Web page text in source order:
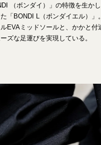
（ボンダイ）」の特徴を生か
「BONDI L（ボンダイエル）」
EVAミッドソールと、かかと付
ズな足運びを実現している。